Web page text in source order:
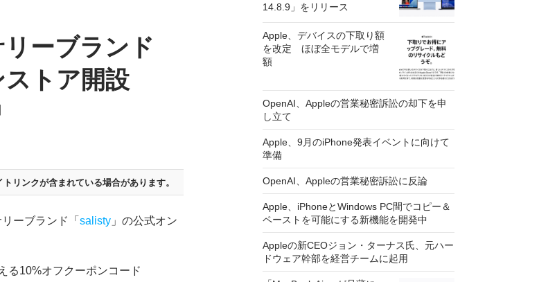
ーブランド
ストア開設
トリンクが含まれている場合があります。
ーブランド「salisty 」の公式オン
る10%オフクーポンコード
14.8.9」をリリース
Apple、デバイスの下取り額
を改定 ほぼ全モデルで増
額
OpenAI、Appleの営業秘密訴訟の却下を申
し立て
Apple、9月のiPhone発表イベントに向けて
準備
OpenAI、Appleの営業秘密訴訟に反論
Apple、iPhoneとWindows PC間でコピー＆
ペーストを可能にする新機能を開発中
Appleの新CEOジョン・ターナス氏、元ハー
ドウェア幹部を経営チームに起用